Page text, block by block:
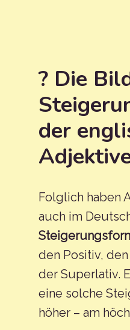
? Die
der
Folglich haben
auch im
den Positiv,
der Superlativ.
eine solche
höher – am